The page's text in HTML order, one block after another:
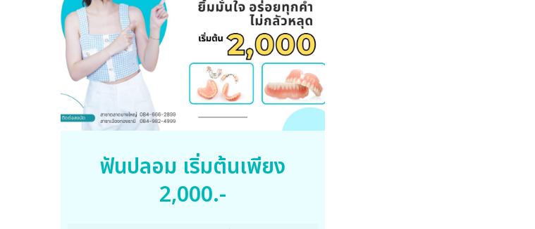
ฟันปลอม เริ่มต้นเพียง
2,000.-